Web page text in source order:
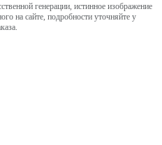
генерации, истинное изображение
на сайте, подробности уточняйте у